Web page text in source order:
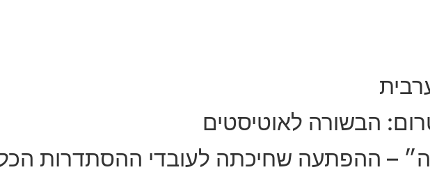
הבשורה לאוטיסטים
– ההפתעה שחיכתה לעובדי ההסתדרות